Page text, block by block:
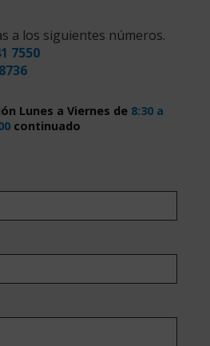
a los siguientes números.
7550
Lunes a Viernes de 8:30 a
continuado